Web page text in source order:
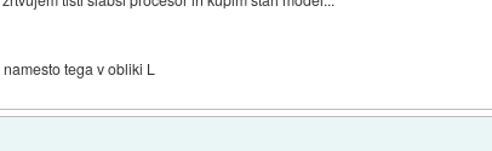
tega v obliki L